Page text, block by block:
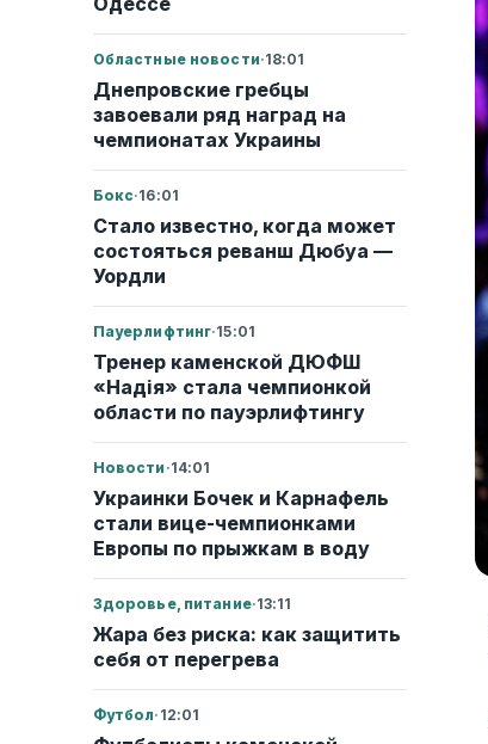
Областные новости·18:01
Днепровские гребцы
завоевали ряд наград на
чемпионатах Украины
Бокс·16:01
Стало известно, когда может
состояться реванш Дюбуа —
Уордли
Пауерлифтинг·15:01
Тренер каменской ДЮФШ
«Надія» стала чемпионкой
области по пауэрлифтингу
Новости ·14:01
Украинки Бочек и Карнафель
стали вице-чемпионками
Европы по прыжкам в воду
Здоровье, питание·13:11
Жара без риска: как защитить
себя от перегрева
Футбол· 12:01